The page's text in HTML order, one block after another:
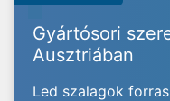
Gyártósori
Ausztriában
Led szalagok